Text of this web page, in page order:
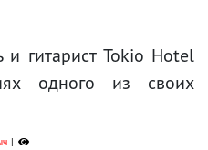
и гитарист Tokio Hotel
одного из своих